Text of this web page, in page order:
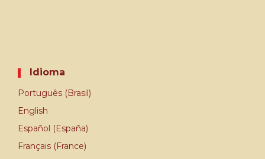
Idioma
Português (Brasil)
English
Español (España)
Français (France)